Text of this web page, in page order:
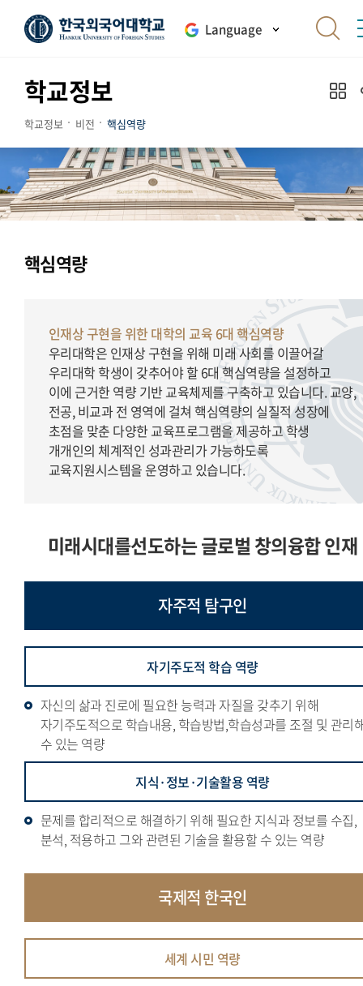
Language
학교정보
학교정보 비전 핵심역량
핵심역량
인재상 구현을 위한 대학의 교육 6대 핵심역량
우리대학은 인재상 구현을 위해 미래 사회를 이끌어갈
우리대학 학생이 갖추어야 할 6대 핵심역량을 설정하고
이에 근거한 역량 기반 교육체제를 구축하고 있습니다. 교양,
전공, 비교과 전 영역에 걸쳐 핵심역량의 실질적 성장에
초점을 맞춘 다양한 교육프로그램을 제공하고 학생
개개인의 체계적인 성과관리가 가능하도록
교육지원시스템을 운영하고 있습니다.
미래시대를선도하는 글로벌 창의융합 인재
자주적 탐구인
자기주도적 학습 역량
자신의 삶과 진로에 필요한 능력과 자질을 갖추기 위해
자기주도적으로 학습내용, 학습방법,학습성과를 조절 및 관리
수 있는 역량
지식·정보·기술활용 역량
문제를 합리적으로 해결하기 위해 필요한 지식과 정보를 수집,
분석, 적용하고 그와 관련된 기술을 활용할 수 있는 역량
국제적 한국인
세계 시민 역량